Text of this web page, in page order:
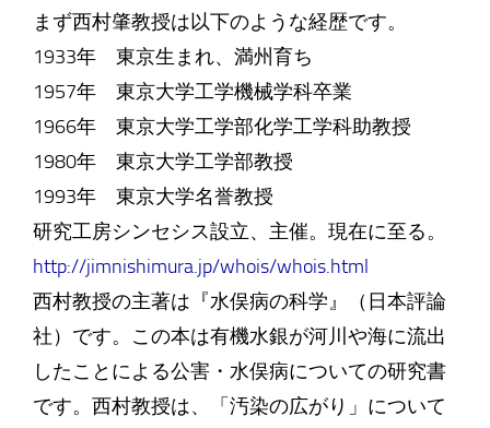
まず西村肇教授は以下のような経歴です。
1933年 東京生まれ、満州育ち
1957年 東京大学工学機械学科卒業
1966年 東京大学工学部化学工学科助教授
1980年 東京大学工学部教授
1993年 東京大学名誉教授
研究工房シンセシス設立、主催。現在に至る。
http://jimnishimura.jp/whois/whois.html
西村教授の主著は『水俣病の科学』（日本評論
社）です。この本は有機水銀が河川や海に流出
したことによる公害・水俣病についての研究書
です。西村教授は、「汚染の広がり」について